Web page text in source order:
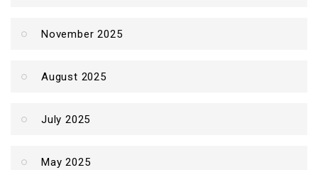
November 2025
August 2025
July 2025
May 2025